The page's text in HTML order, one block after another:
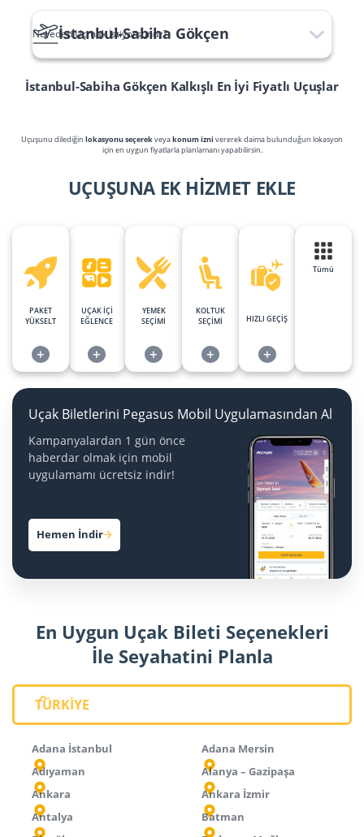
Uçuşunu dilediğin lokasyonu seçerekveyakonum izni vererek daima bulunduğun lokasyon
için en uygun fiyatlarla planlamanı yapabilirsin.
Nereden Uçmak İstiyorsunuz?
İstanbul-Sabiha Gökçen
İstanbul-Sabiha Gökçen Kalkışlı En İyi Fiyatlı Uçuşlar
UÇUŞUNA EK HİZMET EKLE
UÇAK İÇİ
EĞLENCE
+
PAKET
YÜKSELT
+
YEMEK
SEÇİMİ
+
KOLTUK
SEÇİMİ
+
HIZLI GEÇİŞ
+
Tümü
Uçak Biletlerini Pegasus Mobil Uygulamasından Al
Kampanyalardan 1 gün önce
haberdar olmak için mobil
uygulamamı ücretsiz indir!
Hemen İndir
En Uygun Uçak Bileti Seçenekleri
İle Seyahatini Planla
TÜRKİYE
Adana İstanbul
Adana Mersin
Adıyaman
Alanya – Gazipaşa
Ankara
Ankara İzmir
Antalya
Batman